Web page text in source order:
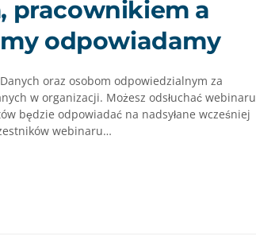
pracownikiem a
odpowiadamy
oraz osobom odpowiedzialnym za
w organizacji. Możesz odsłuchać webinaru
będzie odpowiadać na nadsyłane wcześniej
webinaru…